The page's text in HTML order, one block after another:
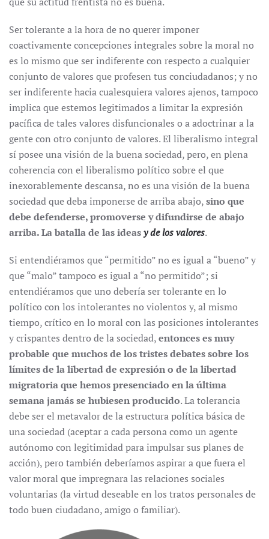
Ser tolerante a la hora de no querer imponer
coactivamente concepciones integrales sobre la moral no
es lo mismo que ser indiferente con respecto a cualquier
conjunto de valores que profesen tus conciudadanos; y no
ser indiferente hacia cualesquiera valores ajenos, tampoco
implica que estemos legitimados a limitar la expresión
pacífica de tales valores disfuncionales o a adoctrinar a la
gente con otro conjunto de valores. El liberalismo integral
sí posee una visión de la buena sociedad, pero, en plena
coherencia con el liberalismo político sobre el que
inexorablemente descansa, no es una visión de la buena
sociedad que deba imponerse de arriba abajo,sino que
debe defenderse, promoverse y difundirse de abajo
arriba. La batalla de las ideasy de los valores.
Si entendiéramos que “permitido” no es igual a “bueno” y
que “malo” tampoco es igual a “no permitido”; si
entendiéramos que uno debería ser tolerante en lo
político con los intolerantes no violentos y, al mismo
tiempo, crítico en lo moral con las posiciones intolerantes
y crispantes dentro de la sociedad,entonces es muy
probable que muchos de los tristes debates sobre los
límites de la libertad de expresión o de la libertad
migratoria que hemos presenciado en la última
semana jamás se hubiesen producido. La tolerancia
debe ser el metavalor de la estructura política básica de
una sociedad (aceptar a cada persona como un agente
autónomo con legitimidad para impulsar sus planes de
acción), pero también deberíamos aspirar a que fuera el
valor moral que impregnara las relaciones sociales
voluntarias (la virtud deseable en los tratos personales de
todo buen ciudadano, amigo o familiar).